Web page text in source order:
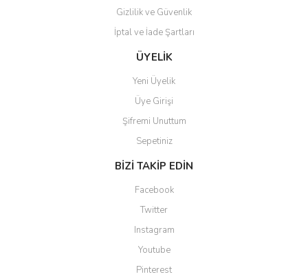
Gönder
Gizlilik ve Güvenlik
İptal ve İade Şartları
ÜYELİK
Yeni Üyelik
Üye Girişi
Şifremi Unuttum
Sepetiniz
BİZİ TAKİP EDİN
Facebook
Twitter
Instagram
Youtube
Pinterest